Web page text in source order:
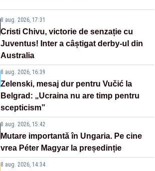
8 aug. 2026, 17:31
Cristi Chivu, victorie de senzație cu
Juventus! Inter a câștigat derby-ul din
Australia
8 aug. 2026, 16:39
Zelenski, mesaj dur pentru Vučić la
Belgrad: „Ucraina nu are timp pentru
scepticism”
8 aug. 2026, 15:42
Mutare importantă în Ungaria. Pe cine
vrea Péter Magyar la președinție
8 aug. 2026, 14:34